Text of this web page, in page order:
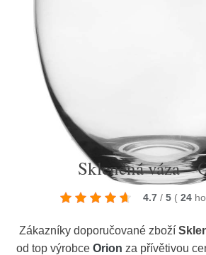
Skleněná váza –
4.7 / 5 ( 24
Zákazníky doporučované zboží
od top výrobce Orion za přívětivou